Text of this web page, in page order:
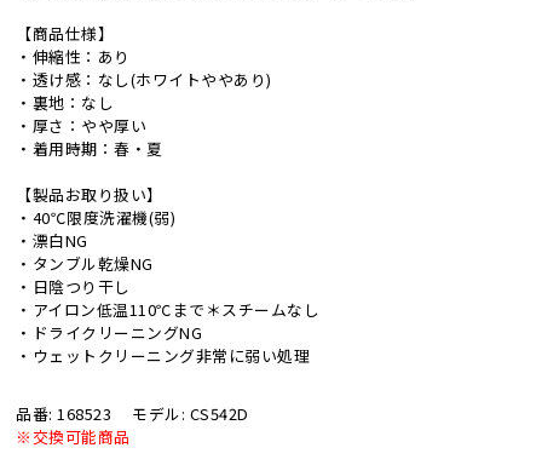
【商品仕様】
・伸縮性：あり
・透け感：なし(ホワイトややあり)
・裏地：なし
・厚さ：やや厚い
・着用時期：春・夏
【製品お取り扱い】
・40℃限度洗濯機(弱)
・漂白NG
・タンブル乾燥NG
・日陰つり干し
・アイロン低温110℃まで＊スチームなし
・ドライクリーニングNG
・ウェットクリーニング非常に弱い処理
品番: 168523
モデル: CS542D
※交換可能商品